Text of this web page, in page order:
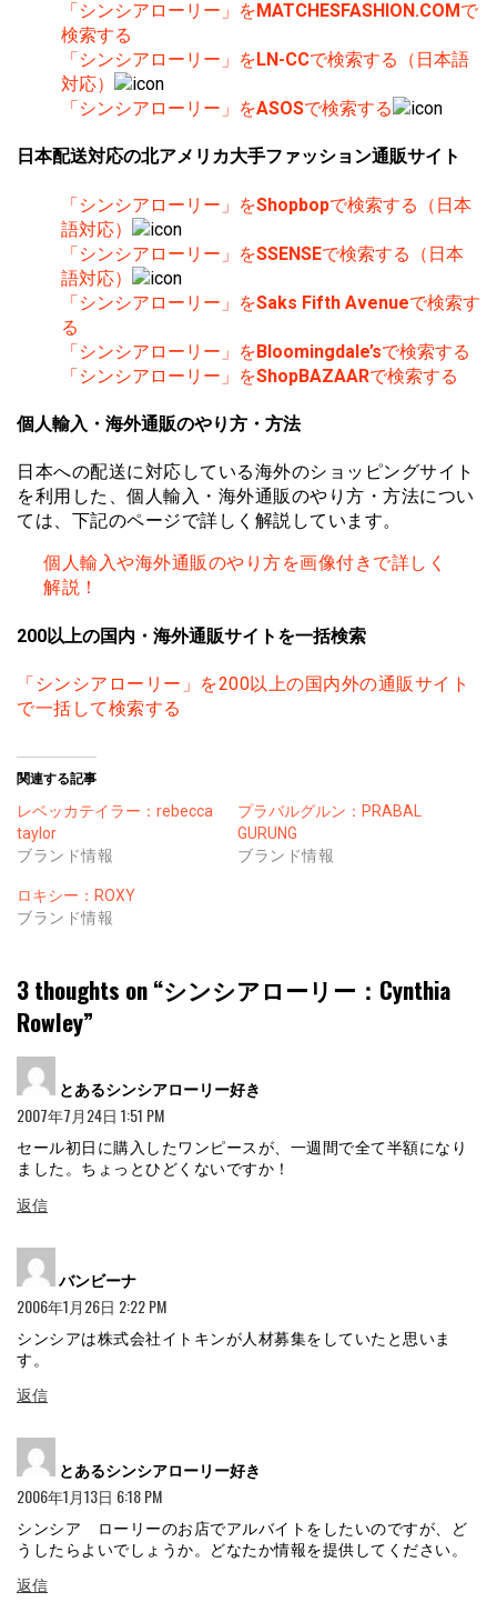
「シンシアローリー」を MATCHESFASHION.COM で
検索する
「シンシアローリー」を LN-CCで検索する（日本語
対応）
「シンシアローリー」をASOSで検索する
日本配送対応の北アメリカ大手ファッション通販サイト
「シンシアローリー」をShopbopで検索する（日本
語対応）
「シンシアローリー」をSSENSEで検索する（日本
語対応）
「シンシアローリー」をSaks Fifth Avenueで検索す
る
「シンシアローリー」をBloomingdale’sで検索する
「シンシアローリー」をShopBAZAARで検索する
個人輸入・海外通販のやり方・方法
日本への配送に対応している海外のショッピングサイト
を利用した、個人輸入・海外通販のやり方・方法につい
ては、下記のページで詳しく解説しています。
個人輸入や海外通販のやり方を画像付きで詳しく
解説！
200以上の国内・海外通販サイトを一括検索
「シンシアローリー」を200以上の国内外の通販サイト
で一括して検索する
関連する記事
レベッカテイラー：rebecca
taylor
ブランド情報
プラバルグルン：PRABAL
GURUNG
ブランド情報
ロキシー：ROXY
ブランド情報
3 thoughts on “シンシアローリー：Cynthia
Rowley”
とあるシンシアローリー好き
2007年7月24日 1:51 PM
セール初日に購入したワンピースが、一週間で全て半額になり
ました。ちょっとひどくないですか！
返信
バンビーナ
2006年1月26日 2:22 PM
シンシアは株式会社イトキンが人材募集をしていたと思いま
す。
返信
とあるシンシアローリー好き
2006年1月13日 6:18 PM
シンシア ローリーのお店でアルバイトをしたいのですが、ど
うしたらよいでしょうか。どなたか情報を提供してください。
返信